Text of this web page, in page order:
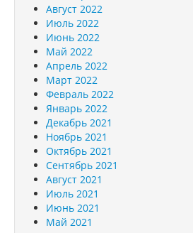
Август 2022
Июль 2022
Июнь 2022
Май 2022
Апрель 2022
Март 2022
Февраль 2022
Январь 2022
Декабрь 2021
Ноябрь 2021
Октябрь 2021
Сентябрь 2021
Август 2021
Июль 2021
Июнь 2021
Май 2021